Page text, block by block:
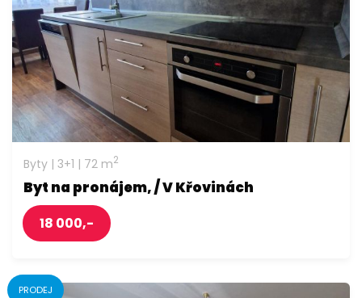
Byty | 3+1 | 72 m2
Byt na pronájem, / V Křovinách
18 000,-
PRODEJ